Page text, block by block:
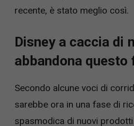
recente, è stato meglio così.
Disney a caccia di
abbandona questo
Secondo alcune voci di
sarebbe ora in una fase di
spasmodica di nuovi